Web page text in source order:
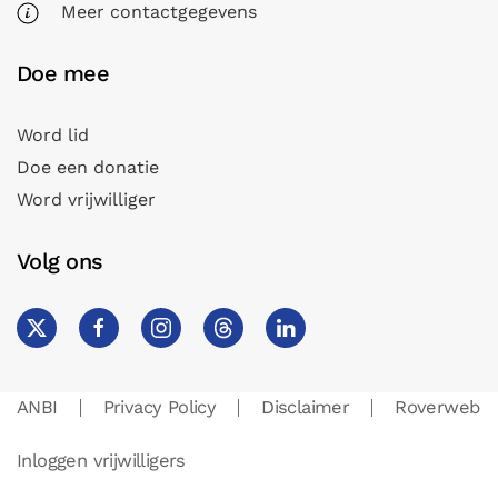
Meer contactgegevens
Doe mee
Word lid
Doe een donatie
Word vrijwilliger
Volg ons
ANBI Privacy Policy Disclaimer Roverweb
Inloggen vrijwilligers